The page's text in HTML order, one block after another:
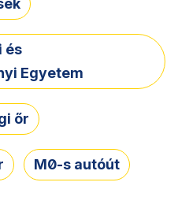
és
Egyetem
őr
M0-s autóút